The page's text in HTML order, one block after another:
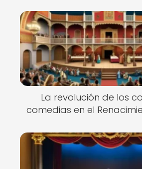
La revolución de los
comedias en el